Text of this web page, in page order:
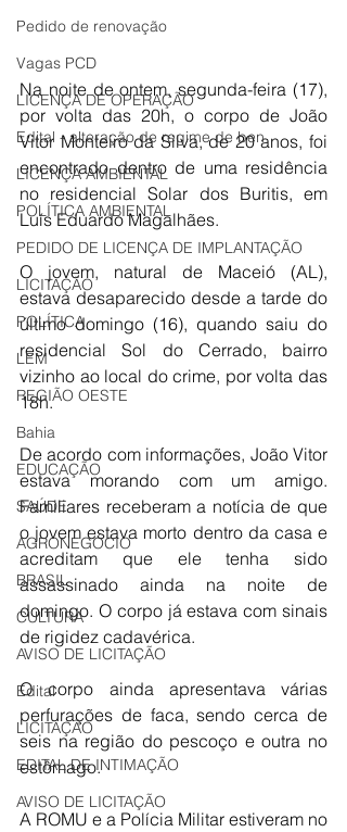
Pedido de renovação
Vagas PCD
LICENÇA DE OPERAÇÃO
Edital - alteração de regime de ben
LICENÇA AMBIENTAL
POLÍTICA AMBIENTAL
PEDIDO DE LICENÇA DE IMPLANTAÇÃO
LICITAÇÃO
POLÍTICA
LEM
REGIÃO OESTE
Bahia
EDUCAÇÃO
SAÚDE
AGRONEGÓCIO
BRASIL
CULTURA
AVISO DE LICITAÇÃO
Edital
LICITAÇÃO
EDITAL DE INTIMAÇÃO
AVISO DE LICITAÇÃO
Na noite de ontem, segunda-feira (17),
por volta das 20h, o corpo de João
Vitor Monteiro da Silva, de 20 anos, foi
encontrado dentro de uma residência
no residencial Solar dos Buritis, em
Luís Eduardo Magalhães.
O jovem, natural de Maceió (AL),
estava desaparecido desde a tarde do
último domingo (16), quando saiu do
residencial Sol do Cerrado, bairro
vizinho ao local do crime, por volta das
18h.
De acordo com informações, João Vitor
estava morando com um amigo.
Familiares receberam a notícia de que
o jovem estava morto dentro da casa e
acreditam que ele tenha sido
assassinado ainda na noite de
domingo. O corpo já estava com sinais
de rigidez cadavérica.
O corpo ainda apresentava várias
perfurações de faca, sendo cerca de
seis na região do pescoço e outra no
estômago.
A ROMU e a Polícia Militar estiveram no